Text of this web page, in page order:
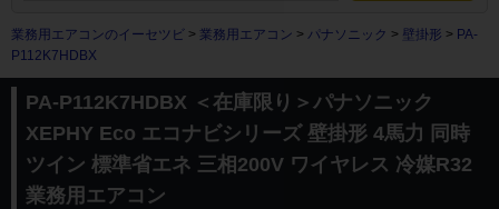
業務用エアコンのイーセツビ > 業務用エアコン > パナソニック > 壁掛形 > PA-
P112K7HDBX
PA-P112K7HDBX ＜在庫限り＞パナソニック
XEPHY Eco エコナビシリーズ 壁掛形 4馬力 同時
ツイン 標準省エネ 三相200V ワイヤレス 冷媒R32
業務用エアコン